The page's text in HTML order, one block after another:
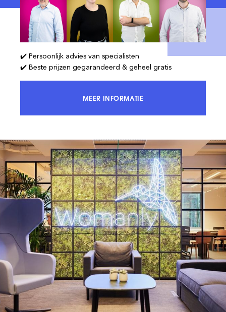
✔️ Persoonlijk advies van specialisten
✔️ Beste prijzen gegarandeerd & geheel gratis
MEER INFORMATIEKRIJG TOEGANG TOT 100% VAN